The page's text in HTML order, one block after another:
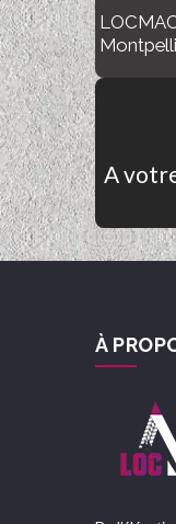
A
À